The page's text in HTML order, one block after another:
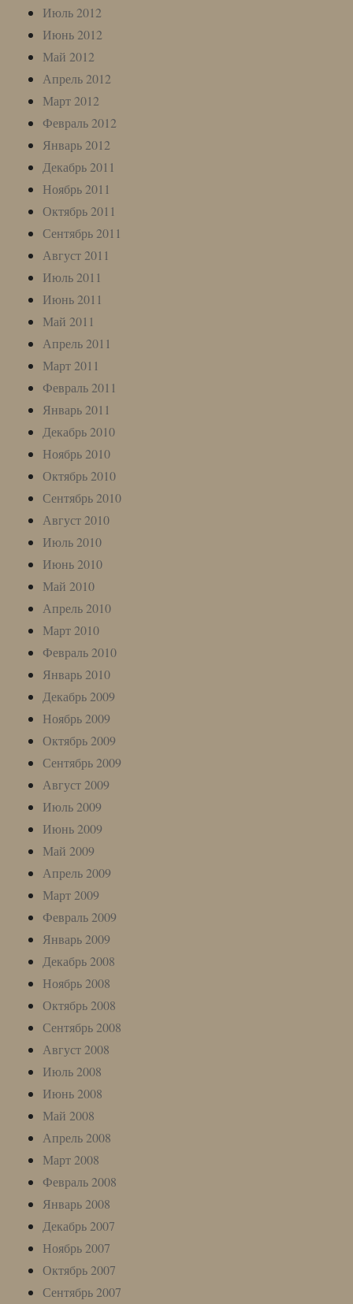
Июль 2012
Июнь 2012
Май 2012
Апрель 2012
Март 2012
Февраль 2012
Январь 2012
Декабрь 2011
Ноябрь 2011
Октябрь 2011
Сентябрь 2011
Август 2011
Июль 2011
Июнь 2011
Май 2011
Апрель 2011
Март 2011
Февраль 2011
Январь 2011
Декабрь 2010
Ноябрь 2010
Октябрь 2010
Сентябрь 2010
Август 2010
Июль 2010
Июнь 2010
Май 2010
Апрель 2010
Март 2010
Февраль 2010
Январь 2010
Декабрь 2009
Ноябрь 2009
Октябрь 2009
Сентябрь 2009
Август 2009
Июль 2009
Июнь 2009
Май 2009
Апрель 2009
Март 2009
Февраль 2009
Январь 2009
Декабрь 2008
Ноябрь 2008
Октябрь 2008
Сентябрь 2008
Август 2008
Июль 2008
Июнь 2008
Май 2008
Апрель 2008
Март 2008
Февраль 2008
Январь 2008
Декабрь 2007
Ноябрь 2007
Октябрь 2007
Сентябрь 2007